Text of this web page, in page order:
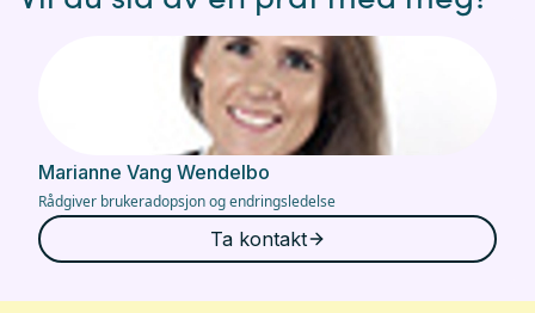
Marianne Vang Wendelbo
Rådgiver brukeradopsjon og endringsledelse
Ta kontakt